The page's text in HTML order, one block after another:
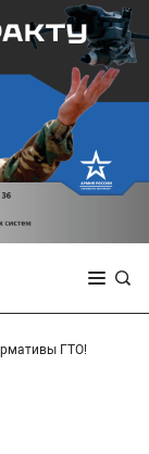
ГТО!